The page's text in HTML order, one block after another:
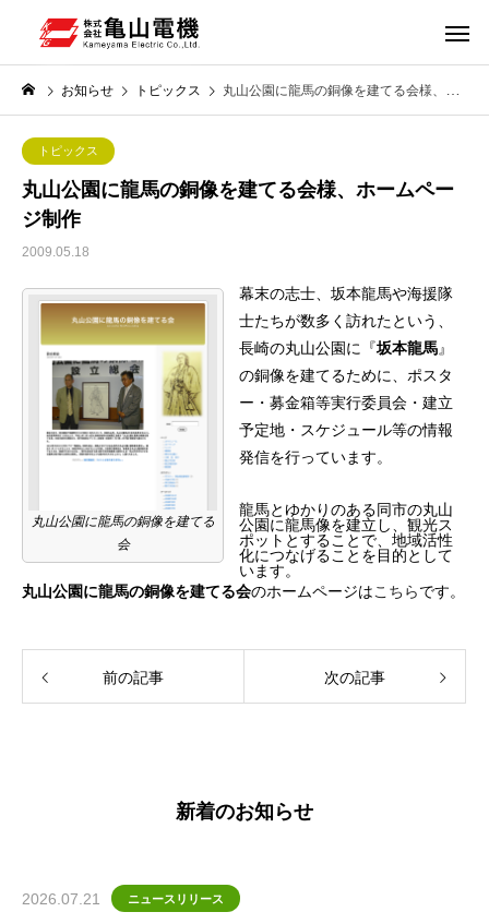
お知らせ トピックス 丸山公園に龍馬の銅像を建てる会様、ホームページ制作
トピックス
丸山公園に龍馬の銅像を建てる会様、ホームペー
ジ制作
2009.05.18
丸山公園に龍馬の銅像を建てる
会
幕末の志士、坂本龍馬や海援隊
士たちが数多く訪れたという、
長崎の丸山公園に『坂本龍馬』
の銅像を建てるために、ポスタ
ー・募金箱等実行委員会・建立
予定地・スケジュール等の情報
発信を行っています。
龍馬とゆかりのある同市の丸山
公園に龍馬像を建立し、観光ス
ポットとすることで、地域活性
化につなげることを目的として
います。
丸山公園に龍馬の銅像を建てる会のホームページはこちらです。
前の記事 次の記事
新着のお知らせ
2026.07.21 ニュースリリース